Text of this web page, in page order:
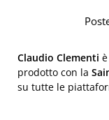
Claudio Clementi
prodotto con la
su tutte le